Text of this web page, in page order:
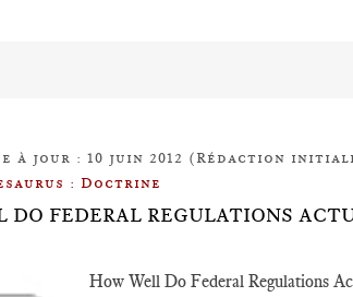
à jour : 10 juin 2012 (Rédaction
: Doctrine
DO FEDERAL REGULATIONS
How Well Do Federal Regulations